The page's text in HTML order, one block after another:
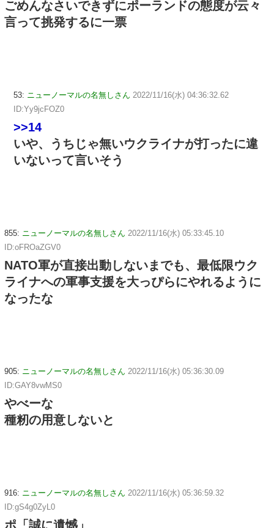
ごめんなさいできずにポーランドの態度が云々
言って挑発するに一票
53: ニューノーマルの名無しさん 2022/11/16(水) 04:36:32.62
ID:Yy9jcFOZ0
>>14
いや、うちじゃ無いウクライナが打ったに違
いないって言いそう
855: ニューノーマルの名無しさん 2022/11/16(水) 05:33:45.10
ID:oFROaZGV0
NATO軍が直接出動しないまでも、最低限ウク
ライナへの軍事支援を大っぴらにやれるように
なったな
905: ニューノーマルの名無しさん 2022/11/16(水) 05:36:30.09
ID:GAY8vwMS0
やべーな
種籾の用意しないと
916: ニューノーマルの名無しさん 2022/11/16(水) 05:36:59.32
ID:gS4g0ZyL0
ポ「誠に遺憾」